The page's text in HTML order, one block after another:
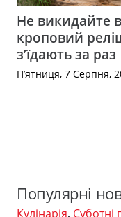
Не викидайте
кроповий
з’їдають за раз
П’ятниця, 7 Серпня,
Популярні
Кулінарія, Суботні